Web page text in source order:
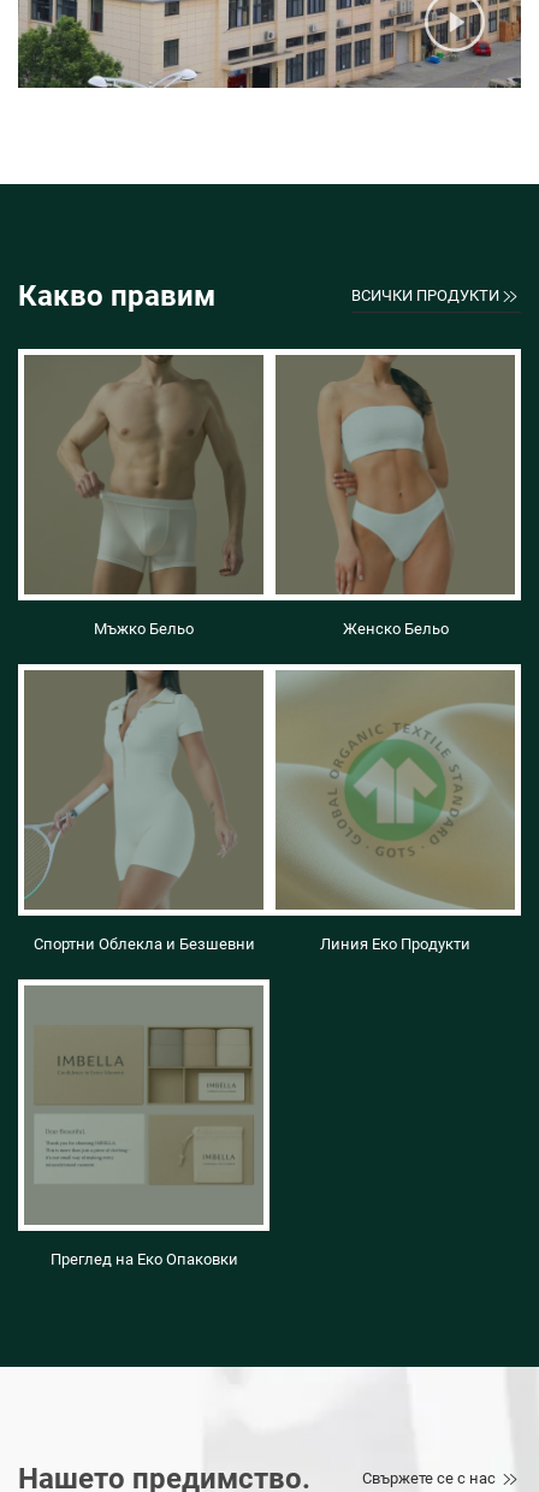
Какво правим ВСИЧКИ ПРОДУКТИ
Мъжко Бельо Женско Бельо
Спортни Облекла и Безшевни Линия Еко Продукти
Преглед на Еко Опаковки
Нашето предимство. Свържете се с нас